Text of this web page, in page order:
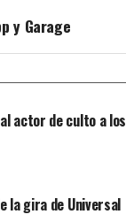
y Garage
actor de culto a los
la gira de Universal